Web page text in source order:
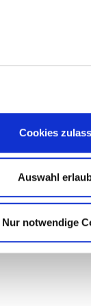
Cookies
Auswahl
Nur notwendige